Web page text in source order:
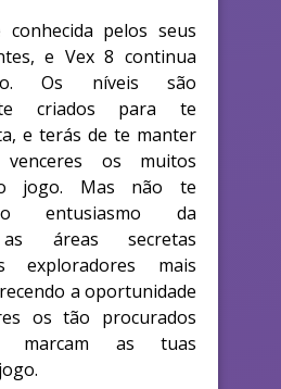
pelos seus
e Vex 8 continua
Os níveis são
criados para te
e terás de te manter
os muitos
jogo. Mas não te
entusiasmo da
as áreas secretas
exploradores mais
a oportunidade
os tão procurados
marcam as tuas